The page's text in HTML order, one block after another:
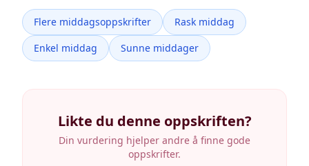
Flere middagsoppskrifter
Rask middag
Enkel middag
Sunne middager
Likte du denne oppskriften?
Din vurdering hjelper andre å finne gode
oppskrifter.